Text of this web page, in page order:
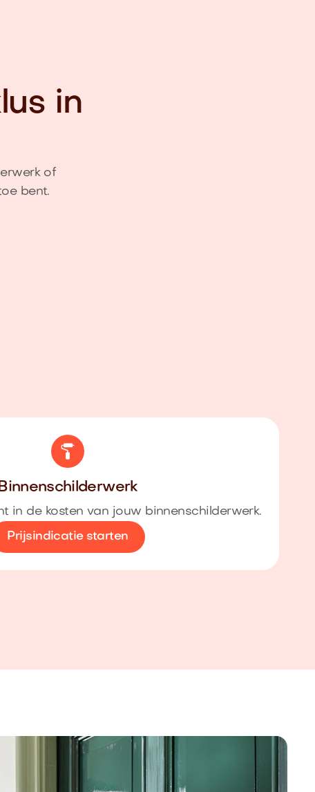
in
of
bent.
Binnenschilderwerk
in de kosten van jouw binnenschilderwerk.
Prijsindicatie starten